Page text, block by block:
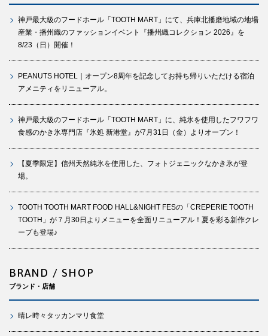
神戸最大級のフードホール「TOOTH MART」にて、兵庫北播磨地域の地場
産業・播州織のファッションイベント『播州織コレクション 2026』を
8/23（日）開催！
PEANUTS HOTEL｜オープン8周年を記念してお持ち帰りいただける宿泊
アメニティをリニューアル。
神戸最大級のフードホール「TOOTH MART」に、純氷を使用したフワフワ
食感のかき氷専門店『氷処 新港堂』が7月31日（金）よりオープン！
【夏季限定】信州天然純氷を使用した、フォトジェニックなかき氷が登
場。
TOOTH TOOTH MART FOOD HALL&NIGHT FESの「CREPERIE TOOTH
TOOTH」が７月30日よりメニューを全面リニューアル！夏を彩る新作クレ
ープも登場♪
BRAND / SHOP
ブランド・店舗
晴レ時々タッカンマリ食堂